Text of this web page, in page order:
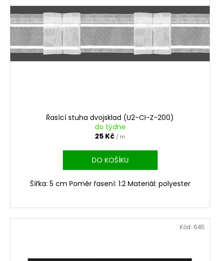
Řasící stuha dvojsklad (U2-CI-Z-200)
do týdne
25 Kč / m
DO KOŠÍKU
Šířka: 5 cm Poměr řasení: 1:2 Materiál: polyester
Kód: 645